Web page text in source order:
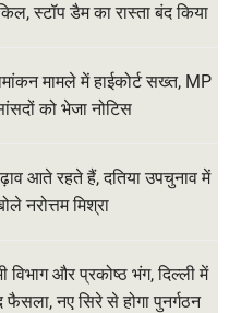
स्टॉप डैम का रास्ता बंद किया
मामले में हाईकोर्ट सख्त, MP
को भेजा नोटिस
आते रहते हैं, दतिया उपचुनाव में
नरोत्तम मिश्रा
और प्रकोष्ठ भंग, दिल्ली में
फैसला, नए सिरे से होगा पुनर्गठन